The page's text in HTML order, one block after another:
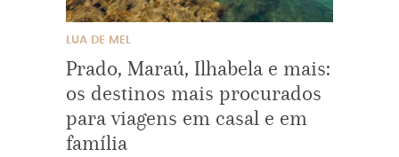
LUA DE MEL
Prado, Maraú, Ilhabela e mais:
os destinos mais procurados
para viagens em casal e em
família